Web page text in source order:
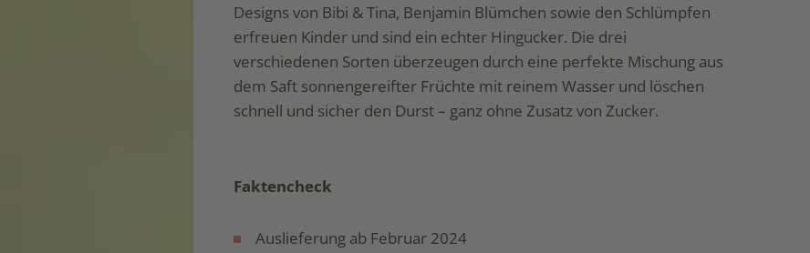
Designs von Bibi & Tina, Benjamin Blümchen sowie den Schlümpfen
erfreuen Kinder und sind ein echter Hingucker. Die drei
verschiedenen Sorten überzeugen durch eine perfekte Mischung aus
dem Saft sonnengereifter Früchte mit reinem Wasser und löschen
schnell und sicher den Durst – ganz ohne Zusatz von Zucker.
Faktencheck
Auslieferung ab Februar 2024